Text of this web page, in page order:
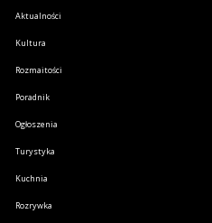
Aktualności
Kultura
Rozmaitości
Poradnik
Ogłoszenia
Turystyka
Kuchnia
Rozrywka